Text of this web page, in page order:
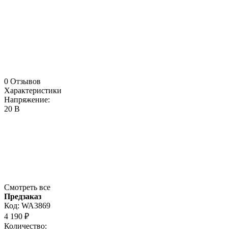
0 Отзывов
Характеристики
Напряжение:
20 В
Смотреть все
Предзаказ
Код: WA3869
4 190 ₽
Количество: